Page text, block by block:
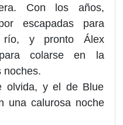
. Con los años,
escapadas para
río, y pronto Álex
colarse en la
noches.
olvida, y el de Blue
una calurosa noche